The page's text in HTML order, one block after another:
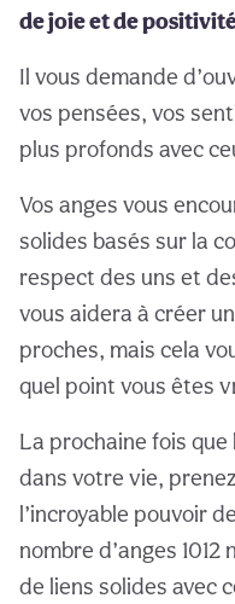
de joie et de
Il vous demande
vos pensées, vos
plus profonds avec
Vos anges vous
solides basés sur la
respect des uns et
vous aidera à créer
proches, mais cela
quel point vous êtes
La prochaine fois que
dans votre vie,
l’incroyable pouvoir
nombre d’anges
de liens solides avec